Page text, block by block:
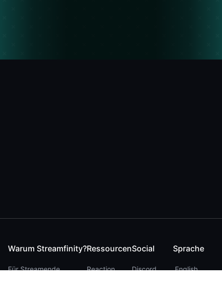
Warum Streamfinity?
Für Streamende
Ressourcen
Reaction
Social
Discord
Sprache
English